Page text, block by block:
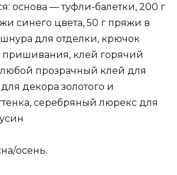
основа — туфли-балетки, 200 г
синего цвета, 50 г пряжи в
для отделки, крючок
пришивания, клей горячий
прозрачный клей для
декора золотого и
серебряный люрекс для
осень.